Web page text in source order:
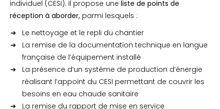
individuel (CESI). Il propose une liste de points de
réception à aborder, parmi lesquels :
Le nettoyage et le repli du chantier
La remise de la documentation technique en langue
française de l’équipement installé
La présence d’un système de production d’énergie
réalisant l’appoint du CESI permettant de couvrir les
besoins en eau chaude sanitaire
La remise du rapport de mise en service